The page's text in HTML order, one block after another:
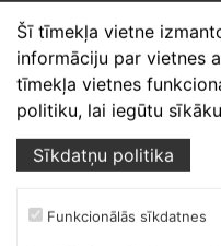
Šī tīmekļa vietne
informāciju par vietnes
tīmekļa vietnes
politiku, lai iegūtu
Sīkdatņu politika
Funkcionālās sīkdatnes